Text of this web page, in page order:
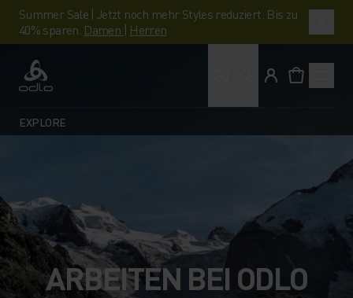
Summer Sale | Jetzt noch mehr Styles reduziert. Bis zu
40% sparen. Damen | Herren
Odlo
EXPLORE
ARBEITEN BEI ODLO